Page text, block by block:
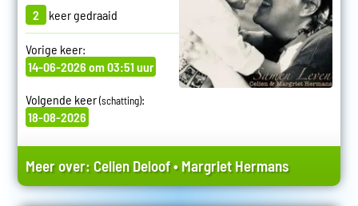
2 keer gedraaid
Vorige keer:
14-06-2026 om 03:51 uur
Volgende keer(schatting):
18-08-2026
Meer over: Celien Deloof•Margriet Hermans